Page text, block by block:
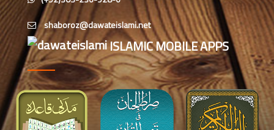
رابعہ جامعۃالمدینہ فیضان رضا
،لاہور،پاکستان)
ISLAMIC MOBILE APPS